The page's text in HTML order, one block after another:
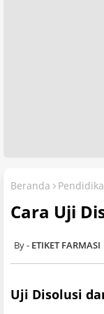
Beranda
Cara Uji
ETIKET FARMASI
Uji Disolusi